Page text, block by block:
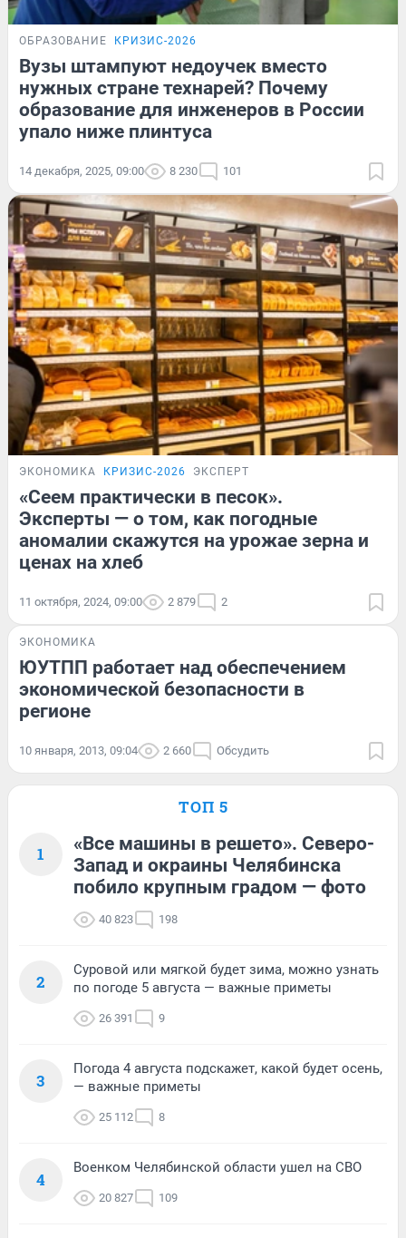
ОБРАЗОВАНИЕ КРИЗИС-2026
Вузы штампуют недоучек вместо
нужных стране технарей? Почему
образование для инженеров в России
упало ниже плинтуса
14 декабря, 2025, 09:00 8 230 101
ЭКОНОМИКА КРИЗИС-2026 ЭКСПЕРТ
«Сеем практически в песок».
Эксперты — о том, как погодные
аномалии скажутся на урожае зерна и
ценах на хлеб
11 октября, 2024, 09:00 2 879 2
ЭКОНОМИКА
ЮУТПП работает над обеспечением
экономической безопасности в
регионе
10 января, 2013, 09:04 2 660 Обсудить
ТОП 5
1
«Все машины в решето». Северо-
Запад и окраины Челябинска
побило крупным градом — фото
40 823 198
2
Суровой или мягкой будет зима, можно узнать
по погоде 5 августа — важные приметы
26 391 9
3
Погода 4 августа подскажет, какой будет осень,
— важные приметы
25 112 8
4
Военком Челябинской области ушел на СВО
20 827 109